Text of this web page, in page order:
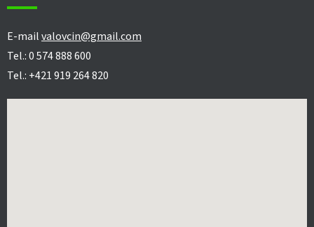
E-mailvalovcin@gmail.com
Tel.: 0 574 888 600
Tel.: +421 919 264 820